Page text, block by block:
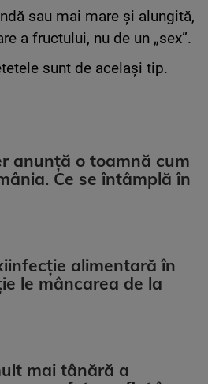
sau mai mare și alungită,
a fructului, nu de un „sex”.
sunt de același tip.
anunță o toamnă cum
Ce se întâmplă în
alimentară în
le mâncarea de la
mai tânără a